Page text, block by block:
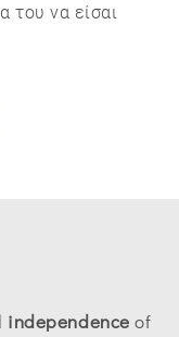
του να είσαι
independence of